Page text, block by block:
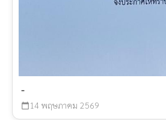
-
calendar_today 14 พฤษภาคม 2569